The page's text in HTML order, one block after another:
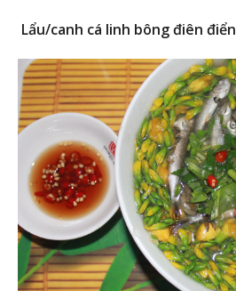
Lẩu/canh cá linh bông điên điển